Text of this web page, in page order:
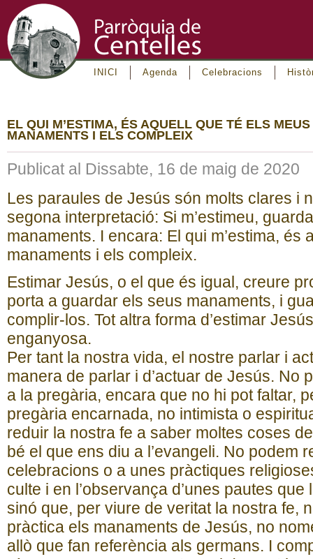
INICI Agenda Celebracions
EL QUI M’ESTIMA, ÉS AQUELL QUE TÉ ELS MEUS
MANAMENTS I ELS COMPLEIX
Publicat al Dissabte, 16 de maig de 2020
Les paraules de Jesús són molts clares i
segona interpretació: Si m’estimeu,
manaments. I encara: El qui m’estima, és
manaments i els compleix.
Estimar Jesús, o el que és igual, creure
porta a guardar els seus manaments, i
complir-los. Tot altra forma d’estimar
enganyosa.
Per tant la nostra vida, el nostre parlar i
manera de parlar i d’actuar de Jesús. No
a la pregària, encara que no hi pot faltar,
pregària encarnada, no intimista o
reduir la nostra fe a saber moltes coses
bé el que ens diu a l’evangeli. No podem
celebracions o a unes pràctiques
culte i en l’observança d’unes pautes que
sinó que, per viure de veritat la nostra fe,
pràctica els manaments de Jesús, no
allò que fan referència als germans. I